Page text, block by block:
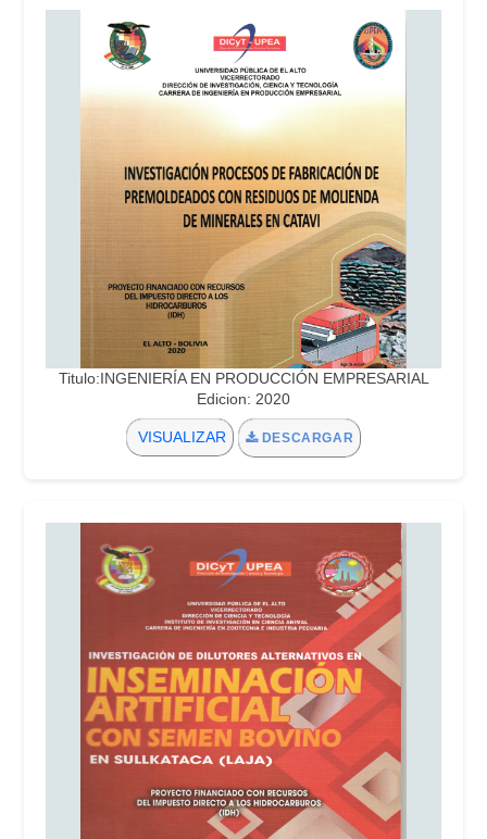
Titulo:INGENIERÍA EN PRODUCCIÓN EMPRESARIAL
Edicion: 2020
VISUALIZAR DESCARGAR